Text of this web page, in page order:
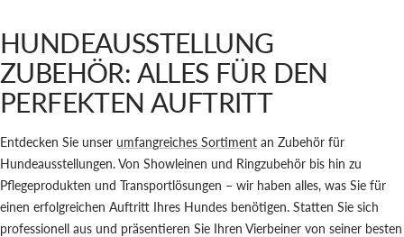
HUNDEAUSSTELLUNG
ZUBEHÖR: ALLES FÜR DEN
PERFEKTEN AUFTRITT
Entdecken Sie unser umfangreiches Sortiment an Zubehör für
Hundeausstellungen. Von Showleinen und Ringzubehör bis hin zu
Pflegeprodukten und Transportlösungen – wir haben alles, was Sie für
einen erfolgreichen Auftritt Ihres Hundes benötigen. Statten Sie sich
professionell aus und präsentieren Sie Ihren Vierbeiner von seiner besten